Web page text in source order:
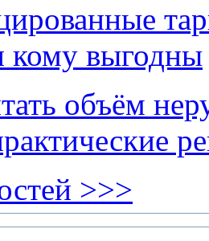
кому выгодны
объём
>>>